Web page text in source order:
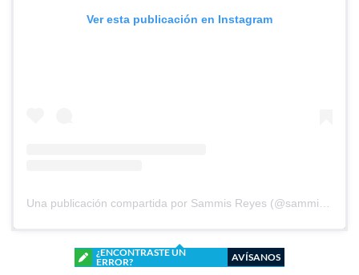
Ver esta publicación en Instagram
¿ENCONTRASTE UN
ERROR?
AVÍSANOS